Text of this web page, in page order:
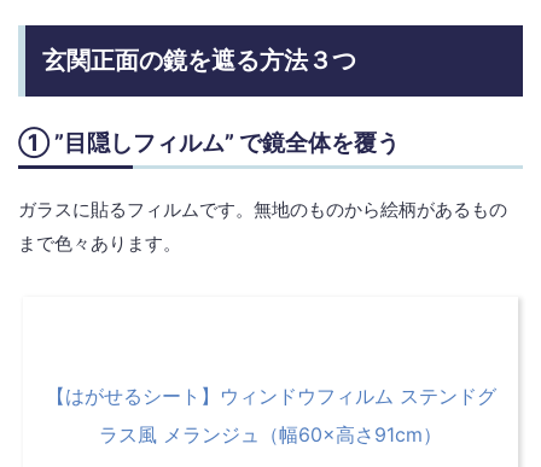
玄関正面の鏡を遮る方法３つ
① ”目隠しフィルム” で鏡全体を覆う
ガラスに貼るフィルムです。無地のものから絵柄があるもの
まで色々あります。
【はがせるシート】ウィンドウフィルム ステンドグ
ラス風 メランジュ（幅60×高さ91cm）